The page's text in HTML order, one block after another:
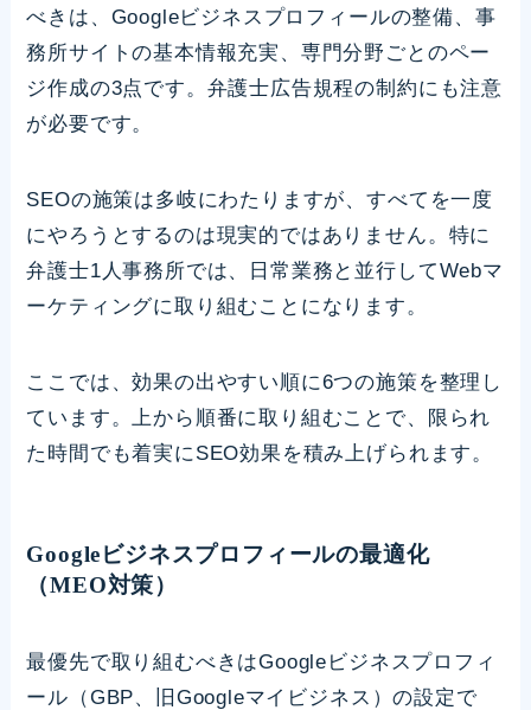
べきは、Googleビジネスプロフィールの整備、事
務所サイトの基本情報充実、専門分野ごとのペー
ジ作成の3点です。弁護士広告規程の制約にも注意
が必要です。
SEOの施策は多岐にわたりますが、すべてを一度
にやろうとするのは現実的ではありません。特に
弁護士1人事務所では、日常業務と並行してWebマ
ーケティングに取り組むことになります。
ここでは、効果の出やすい順に6つの施策を整理し
ています。上から順番に取り組むことで、限られ
た時間でも着実にSEO効果を積み上げられます。
Googleビジネスプロフィールの最適化
（MEO対策）
最優先で取り組むべきはGoogleビジネスプロフィ
ール（GBP、旧Googleマイビジネス）の設定で